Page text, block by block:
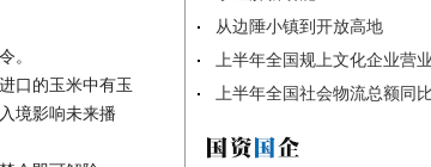
。
口的玉米中有玉
境影响未来播